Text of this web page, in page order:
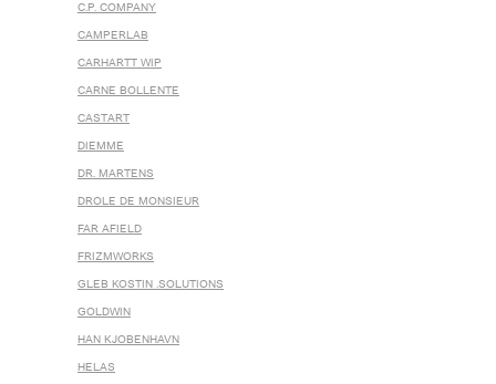
C.P. COMPANY
CAMPERLAB
CARHARTT WIP
CARNE BOLLENTE
CASTART
DIEMME
DR. MARTENS
DROLE DE MONSIEUR
FAR AFIELD
FRIZMWORKS
GLEB KOSTIN .SOLUTIONS
GOLDWIN
HAN KJOBENHAVN
HELAS